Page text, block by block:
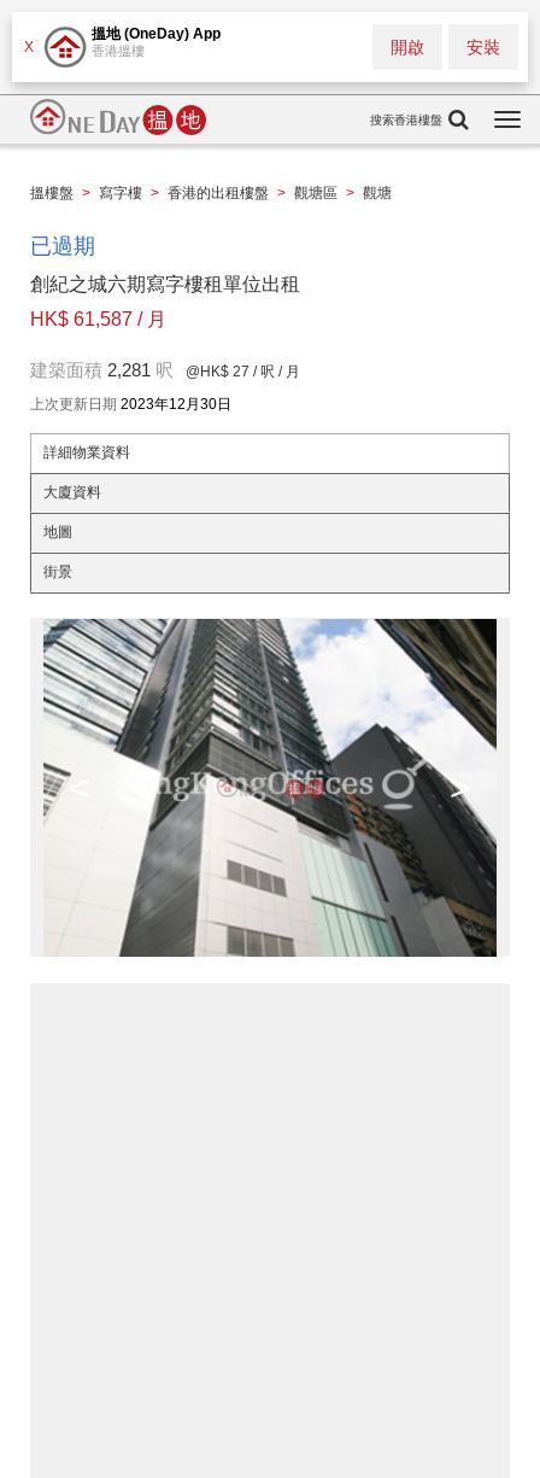
X
搵地 (OneDay) App
香港搵樓 安裝
開啟
搜索香港樓盤
搵樓盤 > 寫字樓 > 香港的出租樓盤 > 觀塘區 > 觀塘
已過期
創紀之城六期寫字樓租單位出租
HK$ 61,587 / 月
建築面積 2,281 呎 @HK$ 27 / 呎 / 月
上次更新日期 2023年12月30日
詳細物業資料
大廈資料
地圖
街景
< >